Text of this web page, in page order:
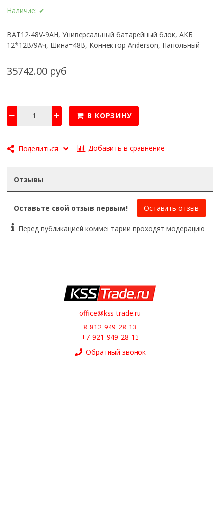
Наличие: ✔
BAT12-48V-9AH, Универсальный батарейный блок, АКБ
12*12В/9Ач, Шина=48В, Коннектор Anderson, Напольный
35742.00 руб
В КОРЗИНУ
Поделиться Добавить в сравнение
Отзывы
Оставьте свой отзыв первым! Оставить отзыв
Перед публикацией комментарии проходят модерацию
office@kss-trade.ru
8-812-949-28-13
+7-921-949-28-13
Обратный звонок